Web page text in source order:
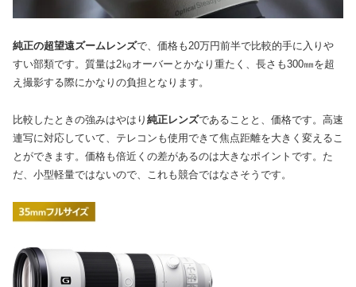
純正の超望遠ズームレンズで、価格も20万円前半で比較的手に入りや
すい部類です。質量は2㎏オーバーとかなり重たく、長さも300㎜を超
え撮影する際にかなりの負担となります。
比較したときの強みはやはり 純正レンズであることと、価格です。高速
連写に対応していて、テレコンも使用できて焦点距離を大きく変えるこ
とができます。価格も倍近くの差があるのは大きなポイントです。た
だ、小型軽量ではないので、これも競合ではなさそうです。